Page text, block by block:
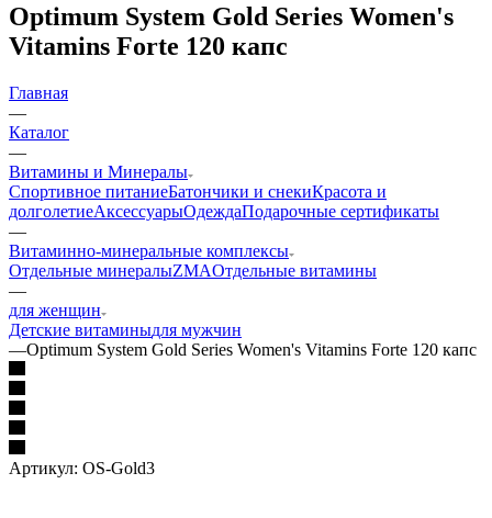
Optimum System Gold Series Women's
Vitamins Forte 120 капс
Главная
—
Каталог
—
Витамины и Минералы
Спортивное питаниеБатончики и снекиКрасота и
долголетиеАксессуарыОдеждаПодарочные сертификаты
—
Витаминно-минеральные комплексы
Отдельные минералыZMAОтдельные витамины
—
для женщин
Детские витаминыдля мужчин
—Optimum System Gold Series Women's Vitamins Forte 120 капс
Артикул: OS-Gold3